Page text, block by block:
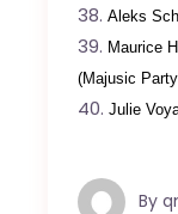
Aleks
Maurice
(Majusic
Julie
By